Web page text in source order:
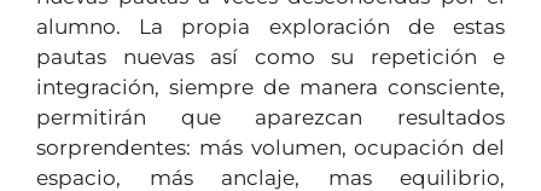
alumno. La propia exploración de estas
pautas nuevas así como su repetición e
integración, siempre de manera consciente,
permitirán que aparezcan resultados
sorprendentes: más volumen, ocupación del
espacio, más anclaje, mas equilibrio,